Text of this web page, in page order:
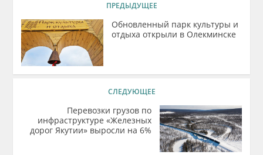
ПРЕДЫДУЩЕЕ
Обновленный парк культуры и
отдыха открыли в Олекминске
СЛЕДУЮЩЕЕ
Перевозки грузов по
инфраструктуре «Железных
дорог Якутии» выросли на 6%